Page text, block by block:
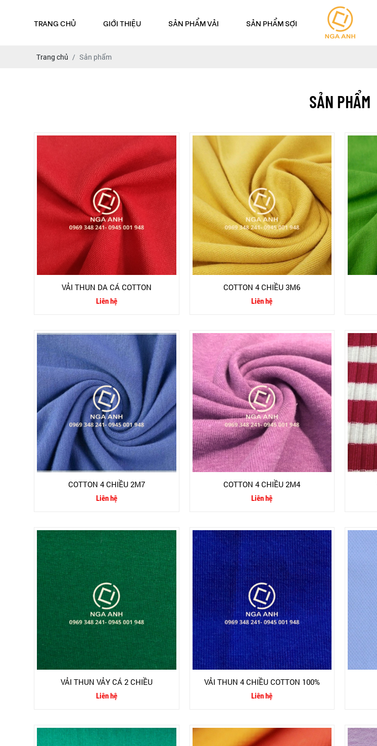
TRANG CHỦ GIỚI THIỆU SẢN PHẨM VẢI SẢN PHẨM SỢI
Trang chủ Sản phẩm
SẢN PHẨM
VẢI THUN DA CÁ COTTON
Liên hệ
COTTON 4 CHIỀU 3M6
Liên hệ
COTTON 4 CHIỀU 2M7
Liên hệ
COTTON 4 CHIỀU 2M4
Liên hệ
VẢI THUN VẢY CÁ 2 CHIỀU
Liên hệ
VẢI THUN 4 CHIỀU COTTON 100%
Liên hệ